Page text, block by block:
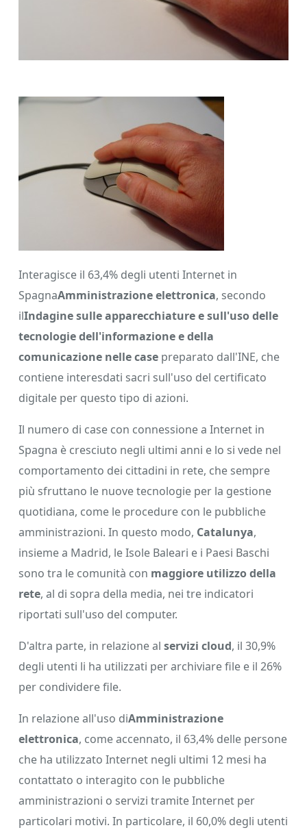
Interagisce il 63,4% degli utenti Internet in
SpagnaAmministrazione elettronica, secondo
ilIndagine sulle apparecchiature e sull'uso delle
tecnologie dell'informazione e della
comunicazione nelle case preparato dall'INE, che
contiene interesdati sacri sull'uso del certificato
digitale per questo tipo di azioni.
Il numero di case con connessione a Internet in
Spagna è cresciuto negli ultimi anni e lo si vede nel
comportamento dei cittadini in rete, che sempre
più sfruttano le nuove tecnologie per la gestione
quotidiana, come le procedure con le pubbliche
amministrazioni. In questo modo, Catalunya,
insieme a Madrid, le Isole Baleari e i Paesi Baschi
sono tra le comunità con maggiore utilizzo della
rete, al di sopra della media, nei tre indicatori
riportati sull'uso del computer.
D'altra parte, in relazione al servizi cloud, il 30,9%
degli utenti li ha utilizzati per archiviare file e il 26%
per condividere file.
In relazione all'uso diAmministrazione
elettronica, come accennato, il 63,4% delle persone
che ha utilizzato Internet negli ultimi 12 mesi ha
contattato o interagito con le pubbliche
amministrazioni o servizi tramite Internet per
particolari motivi. In particolare, il 60,0% degli utenti